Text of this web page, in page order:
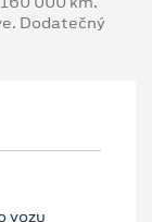
Dodatečný
vozu